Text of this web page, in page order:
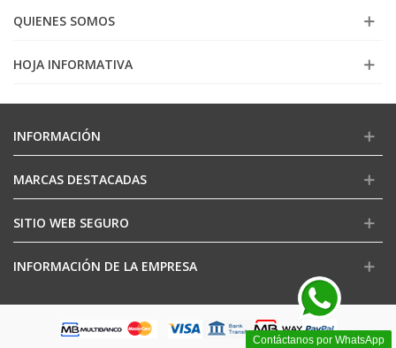
QUIENES SOMOS
HOJA INFORMATIVA
Contáctanos por WhatsApp
INFORMACIÓN
MARCAS DESTACADAS
SITIO WEB SEGURO
INFORMACIÓN DE LA EMPRESA